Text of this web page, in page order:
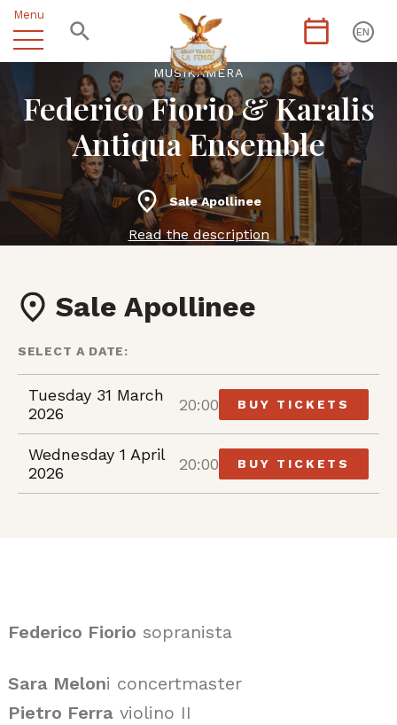
Menu
EN
MUSIKÀMERA
Federico Fiorio & Karalis
Antiqua Ensemble
Sale Apollinee
Read the description
Sale Apollinee
SELECT A DATE:
Tuesday 31 March
2026
20:00 BUY TICKETS
Wednesday 1 April
2026
20:00 BUY TICKETS
Federico Fiorio sopranista
Sara Meloni concertmaster
Pietro Ferra violino II